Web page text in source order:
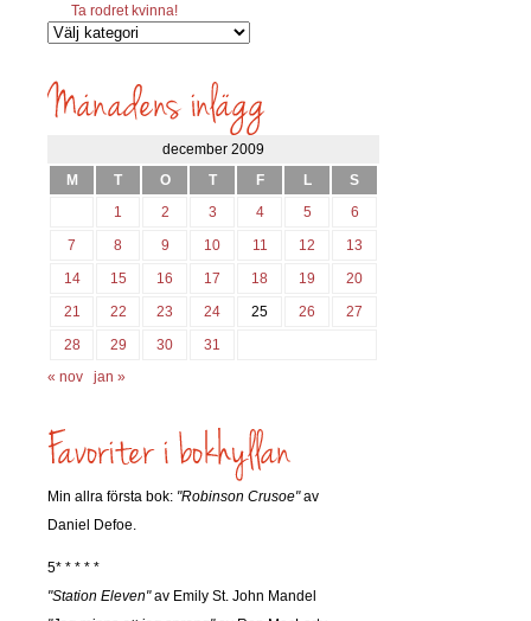
Ta rodret kvinna!
Vilka
söks?
december 2009
M
T O T F L
S
1
2 3 4 5
6
7
8 9 10 11 12
13
14
15 16 17 18 19
20
21
22 23 24 25 26
27
28
29 30
31
« nov
jan »
Min allra första bok: "Robinson Crusoe"av
Daniel Defoe.
5* * * * *
"Station Eleven"av Emily St. John Mandel